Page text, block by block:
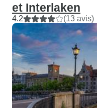
et Interlaken
4.2 (13 avis)